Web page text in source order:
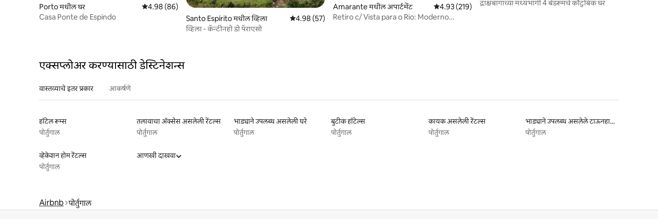
Porto मधील घर 5 पैकी 4.98 सरासरी रेटिंग, 86 रिव्ह्यूज
4.98 (86)
Casa Ponte de Espindo
Santo Espírito मधील व्हिला 5 पैकी 4.98 सरासरी रेटिंग, 57 रिव्ह्यूज
4.98 (57)
व्हिला - कॅन्टीनहो डो पॅराएसो
Amarante मधील अपार्टमेंट 5 पैकी 4.93 सरासरी रेटिंग, 219 रिव्ह्यूज
4.93 (219)
Retiro c/ Vista para o Rio: Moderno
द्राक्षबागांच्या मध्यभागी 4 बेडरूमचे कौटुंबिक घर
एक्सप्लोअर करण्यासाठी डेस्टिनेशन्स
वास्तव्याचे इतर प्रकार आकर्षणे
हॉटेल रूम्स
पोर्तुगाल
तलावाचा ॲक्सेस असलेली रेंटल्स
पोर्तुगाल
भाड्याने उपलब्ध असलेली घरे
पोर्तुगाल
बुटीक हॉटेल्स
पोर्तुगाल
कायक असलेली रेंटल्स
पोर्तुगाल
भाड्याने उपलब्ध असलेले टाऊनहाऊस
पोर्तुगाल
व्हेकेशन होम रेंटल्स
पोर्तुगाल
आणखी दाखवा
Airbnb पोर्तुगाल